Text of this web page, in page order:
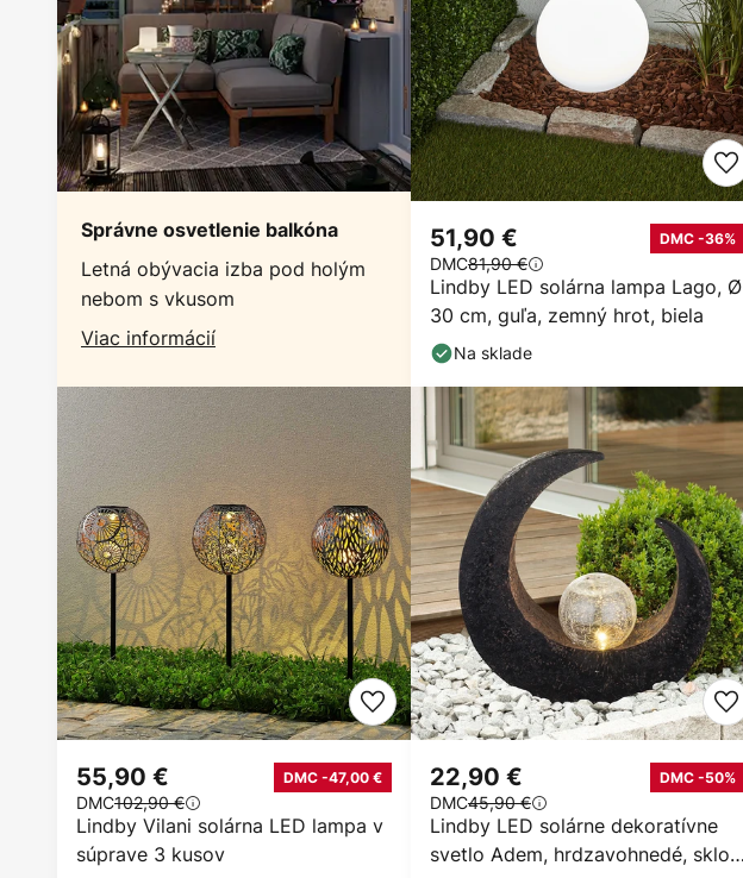
Správne osvetlenie balkóna
Letná obývacia izba pod holým
nebom s vkusom
Viac informácií
Lindby LED solárna lampa Lago, Ø
30 cm, guľa, zemný hrot, biela
51,90 € DMC -36%
DMC81,90 €
Na sklade
Lindby Vilani solárna LED lampa v
súprave 3 kusov
55,90 € DMC -47,00 €
DMC102,90 €
Lindby LED solárne dekoratívne
svetlo Adem, hrdzavohnedé, sklo,
22,90 € DMC -50%
DMC45,90 €